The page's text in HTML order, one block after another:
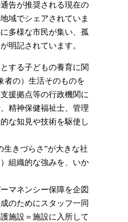
告が推奨される現在の
域でシェアされていま
多様な市民が集い、孤
明記されています。
する子どもの養育に関
者の）生活そのものを
援拠点等の行政機関に
精神保健福祉士、管理
な知見や技術を駆使し
生きづらさ”が大きな社
組織的な強みを、いか
マネンシー保障を企図
のためにスタッフ一同
施設＝施設に入所して